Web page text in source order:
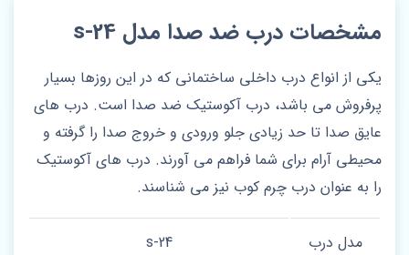
مشخصات درب ضد صدا مدل s-24
یکی از انواع درب داخلی ساختمانی که در این روزها بسیار
پرفروش می باشد، درب آکوستیک ضد صدا است. درب های
عایق صدا تا حد زیادی جلو ورودی و خروج صدا را گرفته و
محیطی آرام برای شما فراهم می آورند. درب های آکوستیک
را به عنوان درب چرم کوب نیز می شناسند.
مدل درب s-24